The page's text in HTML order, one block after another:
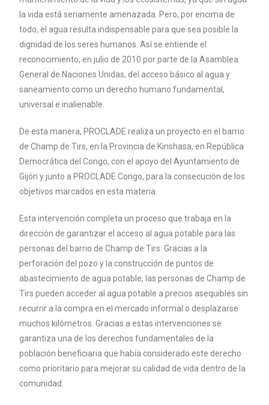
la vida está seriamente amenazada. Pero, por encima de
todo, el agua resulta indispensable para que sea posible la
dignidad de los seres humanos. Así se entiende el
reconocimiento, en julio de 2010 por parte de la Asamblea
General de Naciones Unidas, del acceso básico al agua y
saneamiento como un derecho humano fundamental,
universal e inalienable.
De esta manera, PROCLADE realiza un proyecto en el barrio
de Champ de Tirs, en la Provincia de Kinshasa, en República
Democrática del Congo, con el apoyo del Ayuntamiento de
Gijón y junto a PROCLADE Congo, para la consecución de los
objetivos marcados en esta materia.
Esta intervención completa un proceso que trabaja en la
dirección de garantizar el acceso al agua potable para las
personas del barrio de Champ de Tirs. Gracias a la
perforación del pozo y la construcción de puntos de
abastecimiento de agua potable, las personas de Champ de
Tirs pueden acceder al agua potable a precios asequibles sin
recurrir a la compra en el mercado informal o desplazarse
muchos kilómetros. Gracias a estas intervenciones se
garantiza una de los derechos fundamentales de la
población beneficiaria que había considerado este derecho
como prioritario para mejorar su calidad de vida dentro de la
comunidad.